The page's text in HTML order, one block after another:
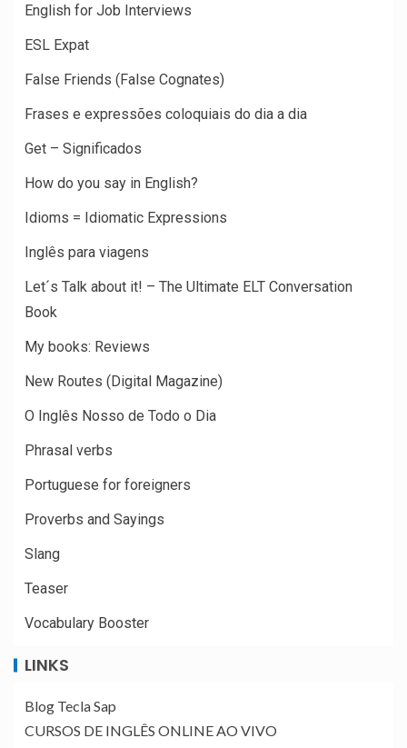
English for Job Interviews
ESL Expat
False Friends (False Cognates)
Frases e expressões coloquiais do dia a dia
Get – Significados
How do you say in English?
Idioms = Idiomatic Expressions
Inglês para viagens
Let´s Talk about it! – The Ultimate ELT Conversation
Book
My books: Reviews
New Routes (Digital Magazine)
O Inglês Nosso de Todo o Dia
Phrasal verbs
Portuguese for foreigners
Proverbs and Sayings
Slang
Teaser
Vocabulary Booster
LINKS
Blog Tecla Sap
CURSOS DE INGLÊS ONLINE AO VIVO